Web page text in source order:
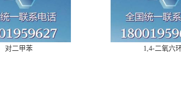
对二甲苯 1,4-二氧六